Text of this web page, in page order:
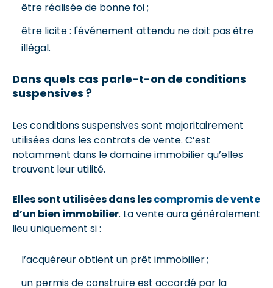
être réalisée de bonne foi ;
être licite : l'événement attendu ne doit pas être
illégal.
Dans quels cas parle-t-on de conditions
suspensives ?
Les conditions suspensives sont majoritairement
utilisées dans les contrats de vente. C’est
notamment dans le domaine immobilier qu’elles
trouvent leur utilité.
Elles sont utilisées dans lescompromis de vente
d’un bien immobilier. La vente aura généralement
lieu uniquement si :
l’acquéreur obtient un prêt immobilier ;
un permis de construire est accordé par la